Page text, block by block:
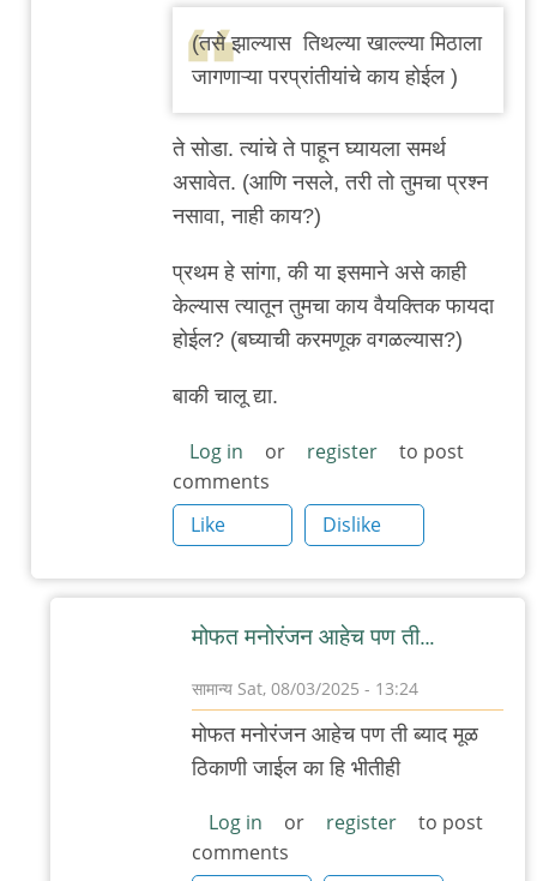
reply
to
इसम
सारखा
…
by
सामान्य
(तसे झाल्यास तिथल्या खाल्ल्या मिठाला
जागणाऱ्या परप्रांतीयांचे काय होईल )
ते सोडा. त्यांचे ते पाहून घ्यायला समर्थ
असावेत. (आणि नसले, तरी तो तुमचा प्रश्न
नसावा, नाही काय?)
प्रथम हे सांगा, की या इसमाने असे काही
केल्यास त्यातून तुमचा काय वैयक्तिक फायदा
होईल? (बघ्याची करमणूक वगळल्यास?)
बाकी चालू द्या.
Log in or register
to post
comments
Like
Dislike
मोफत मनोरंजन आहेच पण ती…
सामान्य Sat, 08/03/2025 - 13:24
In
reply
सोडून
सोडा.
मोफत मनोरंजन आहेच पण ती ब्याद मूळ
ठिकाणी जाईल का हि भीतीही
Log in or register
to post
comments